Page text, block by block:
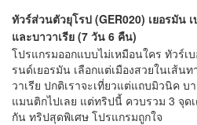
ทัวร์ส่วนตัวยุโรป (GER020) เยอรมัน
และบาวาเรีย (7 วัน 6 คืน)
โปรแกรมออกแบบไม่เหมือนใคร ทัวร์เ
รนด์เยอรมัน เลือกแต่เมืองสวยในเส้น
วาเรีย ปกติเราจะเที่ยวแต่แถบมิวนิค บ
แมนติกไปเลย แต่ทริปนี้ ควบรวม 3 จุด
กัน ทริปสุดพิเศษ โปรแกรมถูกใจ